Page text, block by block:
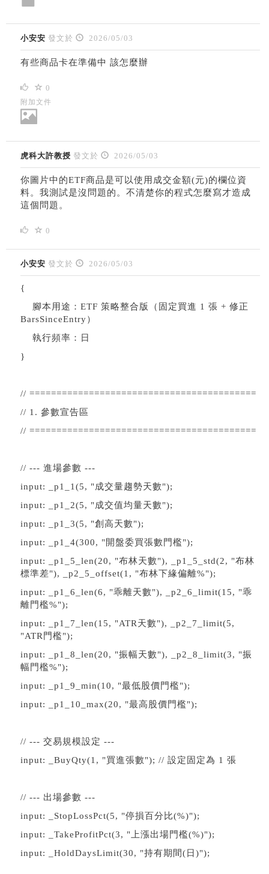
小安安 發文於 2026/05/03
有些商品卡在準備中 該怎麼辦
0
附加文件
虎科大許教授 發文於 2026/05/03
你圖片中的ETF商品是可以使用成交金額(元)的欄位資
料。我測試是沒問題的。不清楚你的程式怎麼寫才造成
這個問題。
0
小安安 發文於 2026/05/03
{
腳本用途：ETF 策略整合版（固定買進 1 張 + 修正
BarsSinceEntry）
執行頻率：日
}
// ==========================================
// 1. 參數宣告區
// ==========================================
// --- 進場參數 ---
input: _p1_1(5, "成交量趨勢天數");
input: _p1_2(5, "成交值均量天數");
input: _p1_3(5, "創高天數");
input: _p1_4(300, "開盤委買張數門檻");
input: _p1_5_len(20, "布林天數"), _p1_5_std(2, "布林
標準差"), _p2_5_offset(1, "布林下緣偏離%");
input: _p1_6_len(6, "乖離天數"), _p2_6_limit(15, "乖
離門檻%");
input: _p1_7_len(15, "ATR天數"), _p2_7_limit(5,
"ATR門檻");
input: _p1_8_len(20, "振幅天數"), _p2_8_limit(3, "振
幅門檻%");
input: _p1_9_min(10, "最低股價門檻");
input: _p1_10_max(20, "最高股價門檻");
// --- 交易規模設定 ---
input: _BuyQty(1, "買進張數"); // 設定固定為 1 張
// --- 出場參數 ---
input: _StopLossPct(5, "停損百分比(%)");
input: _TakeProfitPct(3, "上漲出場門檻(%)");
input: _HoldDaysLimit(30, "持有期間(日)");